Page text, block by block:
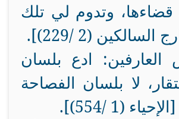
وتدوم لي تلك
(2 /229)].
ادع بلسان
لا بلسان الفصاحة
(1 /554)].